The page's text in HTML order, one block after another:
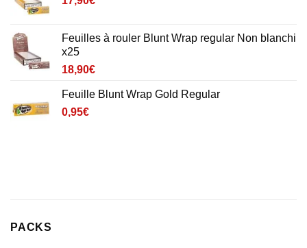
Feuilles à rouler Blunt Wrap regular Non blanchi
x25
18,90€
Feuille Blunt Wrap Gold Regular
0,95€
PACKS